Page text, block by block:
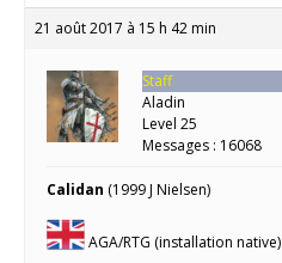
21 août 2017 à 15 h 42 min
Staff
Aladin
Level 25
Messages : 16068
Calidan (1999 J Nielsen)
AGA/RTG (installation native)